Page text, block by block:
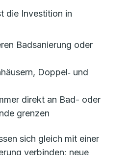
die Investition in
Badsanierung oder
Doppel‑ und
direkt an Bad- oder
grenzen
sich gleich mit einer
verbinden: neue